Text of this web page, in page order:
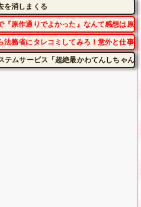
を消しまくる
『原作通りでよかった』なんて感想は原
法務省にタレコミしてみろ！意外と仕事
テムサービス「超絶最かわてんしちゃん